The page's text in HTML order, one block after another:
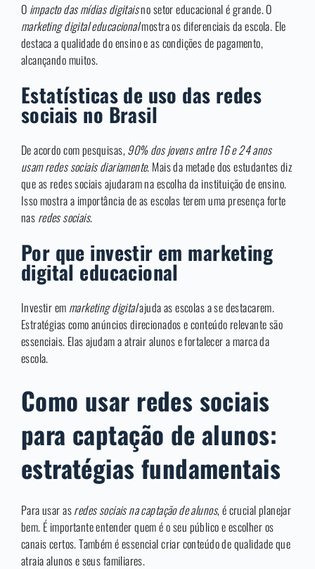
O impacto das mídias digitaisno setor educacional é grande. O
marketing digital educacionalmostra os diferenciais da escola. Ele
destaca a qualidade do ensino e as condições de pagamento,
alcançando muitos.
Estatísticas de uso das redes
sociais no Brasil
De acordo com pesquisas,90% dos jovens entre 16 e 24 anos
usam redes sociais diariamente. Mais da metade dos estudantes diz
que as redes sociais ajudaram na escolha da instituição de ensino.
Isso mostra a importância de as escolas terem uma presença forte
nas redes sociais.
Por que investir em marketing
digital educacional
Investir em marketing digitalajuda as escolas a se destacarem.
Estratégias como anúncios direcionados e conteúdo relevante são
essenciais. Elas ajudam a atrair alunos e fortalecer a marca da
escola.
Como usar redes sociais
para captação de alunos:
estratégias fundamentais
Para usar asredes sociais na captação de alunos, é crucial planejar
bem. É importante entender quem é o seu público e escolher os
canais certos. Também é essencial criar conteúdo de qualidade que
atraia alunos e seus familiares.